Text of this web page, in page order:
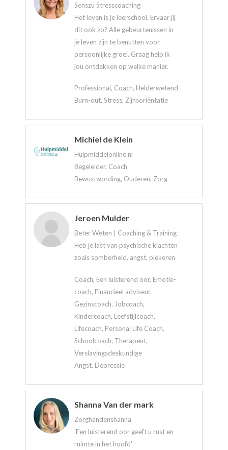
Senszu Stresscoaching
Het leven is je leerschool. Ervaar jij
dit ook zo? Alle gebeurtenissen in
je leven zijn te benutten voor
persoonlijke groei. Graag help ik
jou ontdekken op welke manier.
Professional, Coach, Helderwetend
Burn-out, Stress, Zijnsoriëntatie
Michiel de Klein
Hulpmiddelonline.nl
Begeleider, Coach
Bewustwording, Ouderen, Zorg
Jeroen Mulder
Beter Weten | Coaching & Training
Heb je last van psychische klachten
zoals somberheid, angst, piekeren
Coach, Een luisterend oor, Emotie-
coach, Financieel adviseur,
Gezinscoach, Jobcoach,
Kindercoach, Leefstijlcoach,
Lifecoach, Personal Life Coach,
Schoolcoach, Therapeut,
Verslavingsdeskundige
Angst, Depressie
Shanna Van der mark
Zorghandenshanna
'Een luisterend oor geeft u rust en
ruimte in het hoofd'